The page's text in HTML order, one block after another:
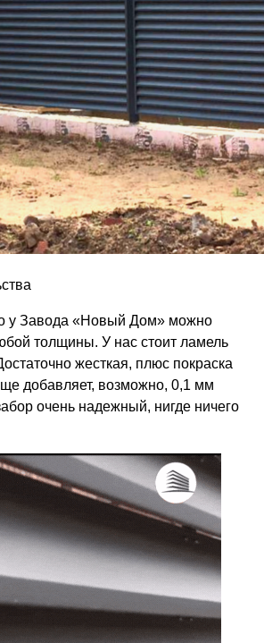
у Завода «Новый Дом» можно
толщины. У нас стоит ламель
жесткая, плюс покраска
добавляет, возможно, 0,1 мм
очень надежный, нигде ничего